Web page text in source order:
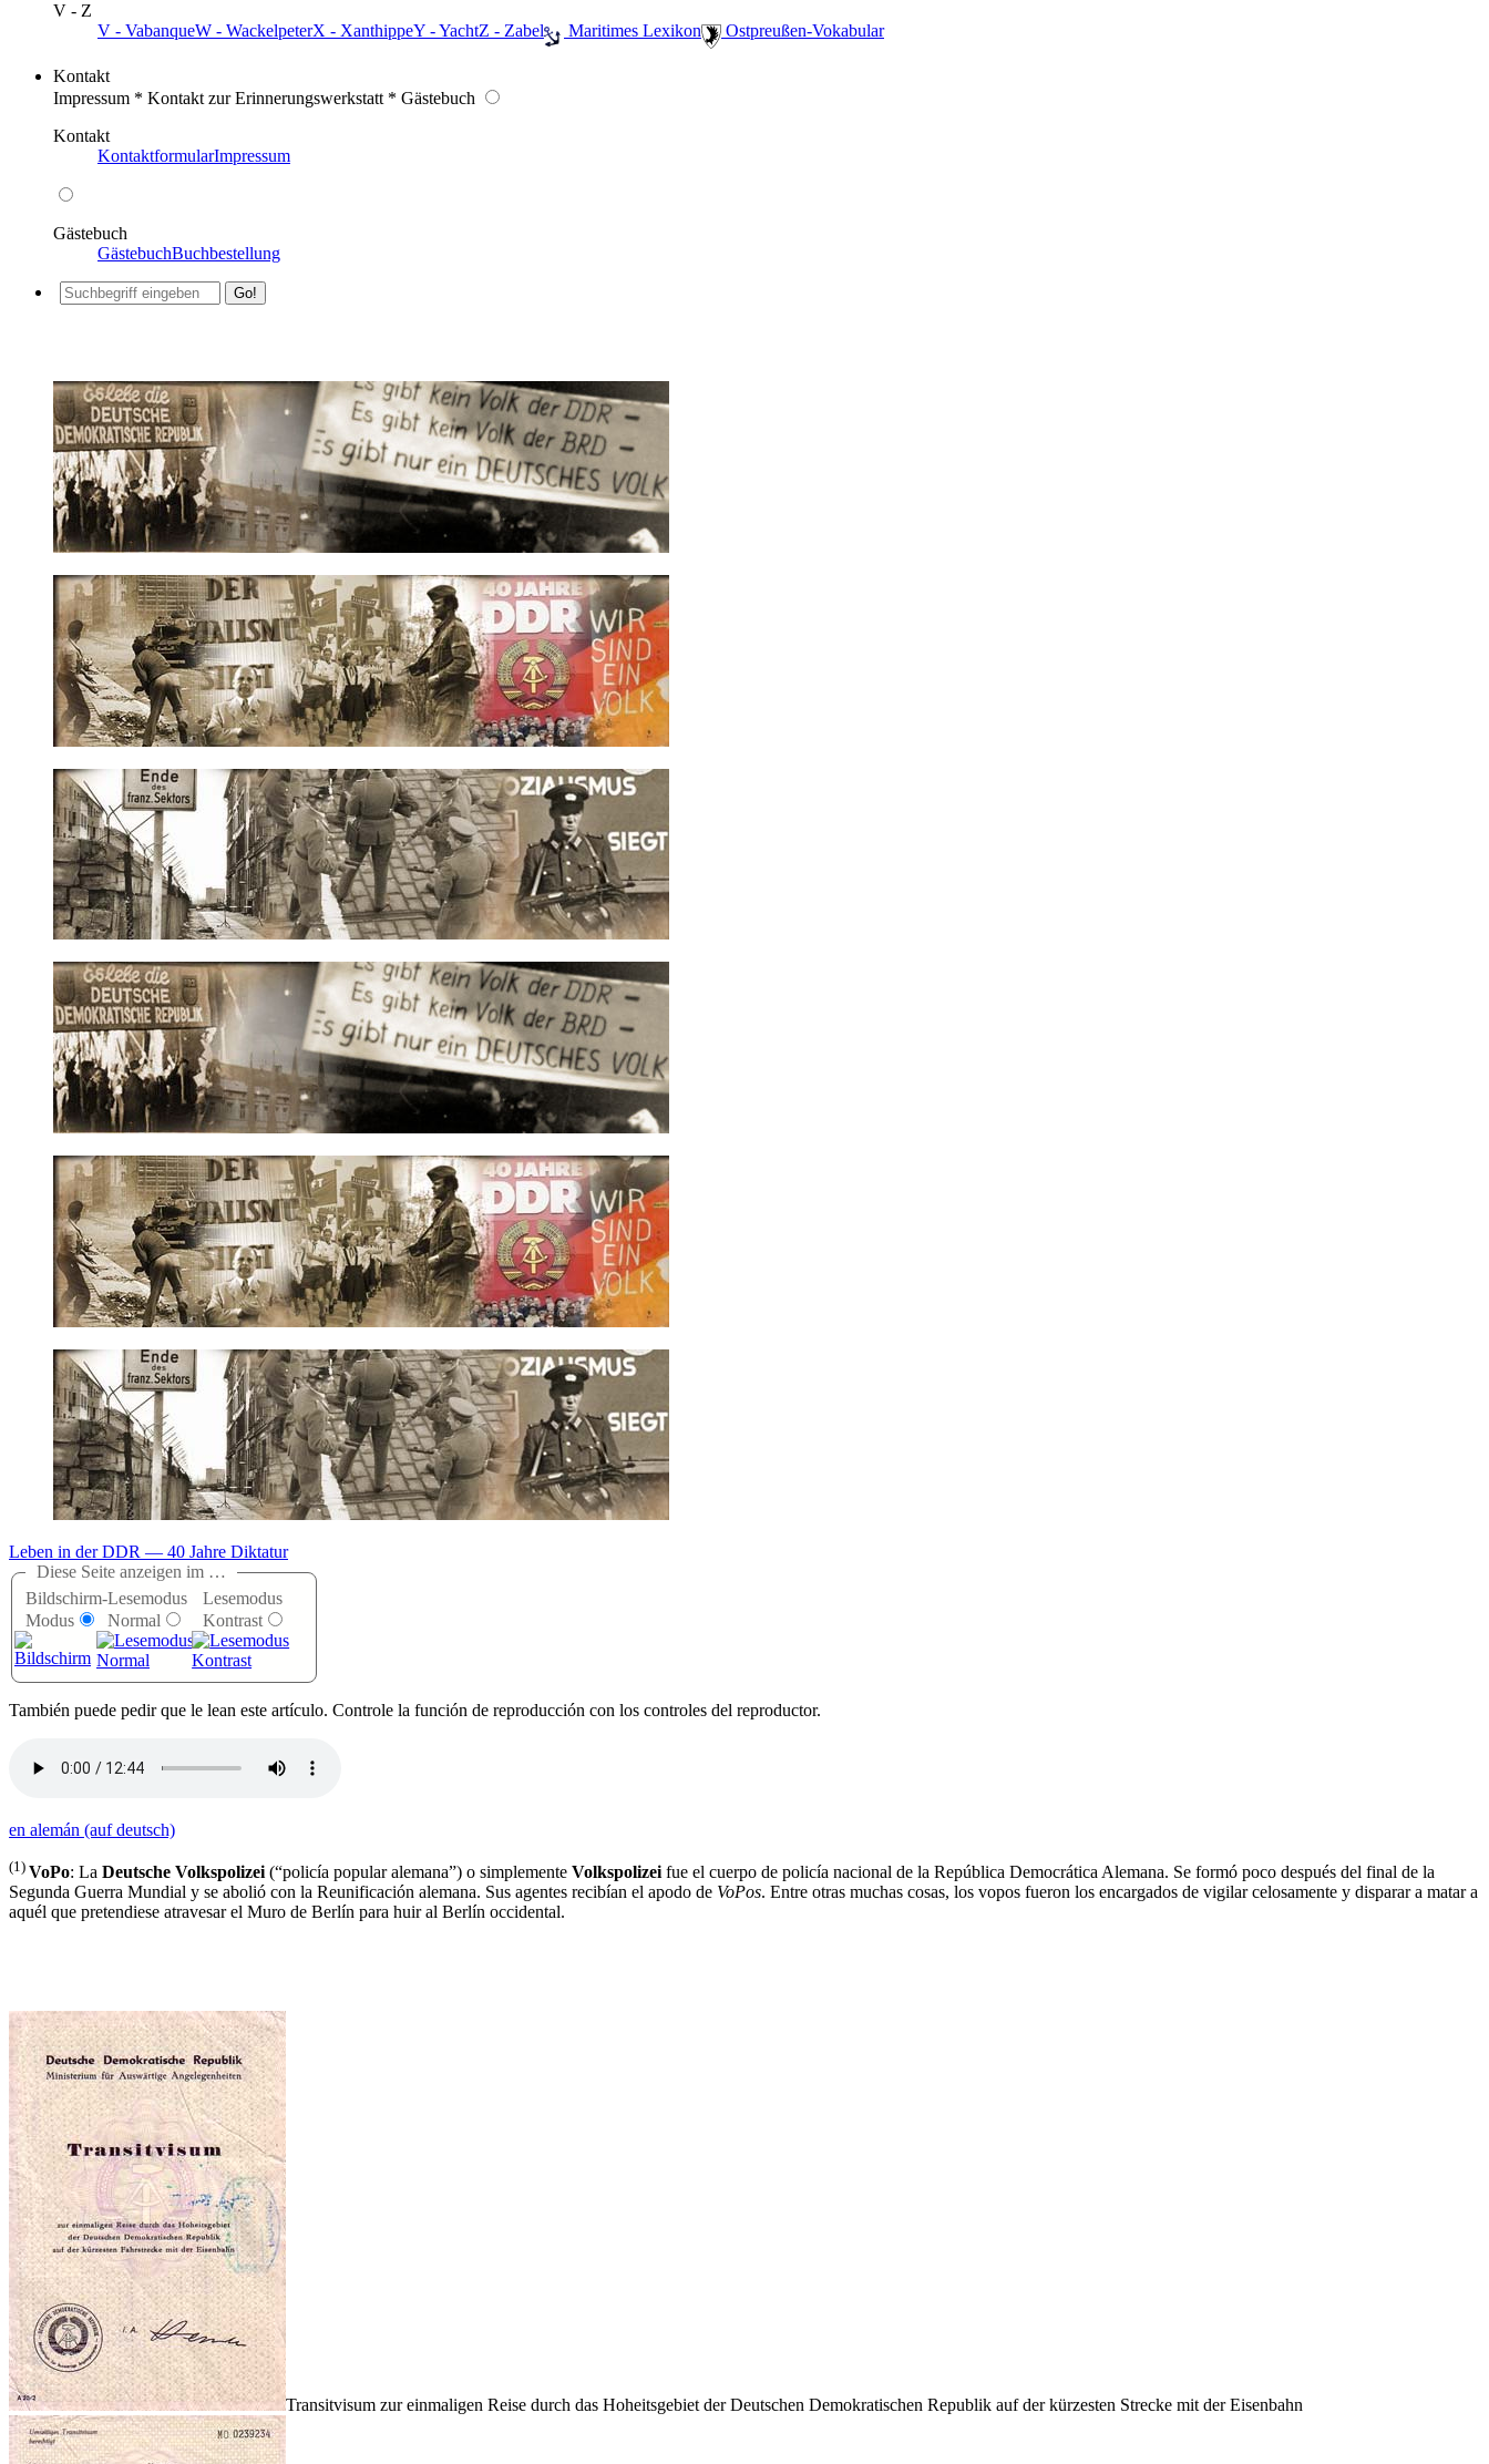
V - Z
V - VabanqueW - WackelpeterX - XanthippeY - YachtZ - Zabel ️ Maritimes Lexikon ️ Ostpreußen-Vokabular
Kontakt
Impressum * Kontakt zur Erinnerungswerkstatt * Gästebuch
Kontakt
KontaktformularImpressum
Gästebuch
GästebuchBuchbestellung
Leben in der DDR — 40 Jahre Diktatur
Diese Seite anzeigen im …
Bildschirm-
Modus
Lesemodus
Normal
Lesemodus
Kontrast
También puede pedir que le lean este artículo. Controle la función de reproducción con los controles del reproductor.
en alemán (auf deutsch)
(1) VoPo: La Deutsche Volkspolizei ( policía popular alemana ) o simplemente Volkspolizei fue el cuerpo de policía nacional de la República Democrática Alemana. Se formó poco después del final de la
Segunda Guerra Mundial y se abolió con la Reunificación alemana. Sus agentes recibían el apodo de VoPos. Entre otras muchas cosas, los vopos fueron los encargados de vigilar celosamente y disparar a matar a
aquél que pretendiese atravesar el Muro de Berlín para huir al Berlín occidental.
Transitvisum zur einmaligen Reise durch das Hoheitsgebiet der Deutschen Demokratischen Republik auf der kürzesten Strecke mit der Eisenbahn